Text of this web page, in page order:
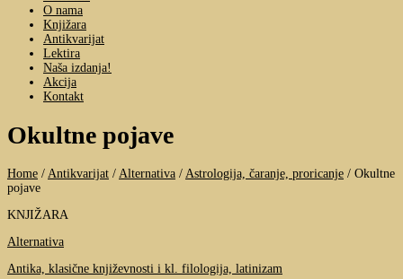
O nama
Knjižara
Antikvarijat
Lektira
Naša izdanja!
Akcija
Kontakt
Okultne pojave
Home / Antikvarijat / Alternativa / Astrologija, čaranje, proricanje / Okultne
pojave
KNJIŽARA
Alternativa
Antika, klasične književnosti i kl. filologija, latinizam